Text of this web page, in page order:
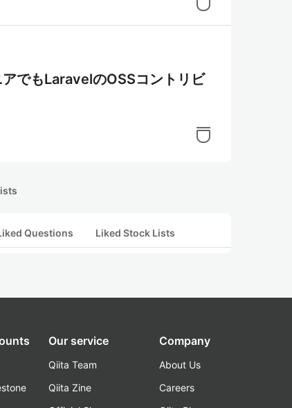
アでもLaravelのOSSコントリビ
Questions Liked Stock Lists
Our service
Qiita Team
Qiita Zine
Company
About Us
Careers